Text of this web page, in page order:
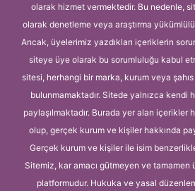
olarak hizmet vermektedir. Bu nedenle,
olarak denetleme veya araştırma
Ancak, üyelerimiz yazdıkları içeriklerin
siteye üye olarak bu sorumluluğu kabul
sitesi, herhangi bir marka, kurum veya
bulunmamaktadır. Sitede yalnızca kendi
paylaşılmaktadır. Burada yer alan içerikler
olup, gerçek kurum ve kişiler hakkında
Gerçek kurum ve kişiler ile isim
Sitemiz, kar amacı gütmeyen ve tamamen
platformudur. Hukuka ve yasal